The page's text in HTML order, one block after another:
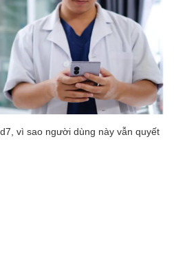
vì sao người dùng này vẫn quyết